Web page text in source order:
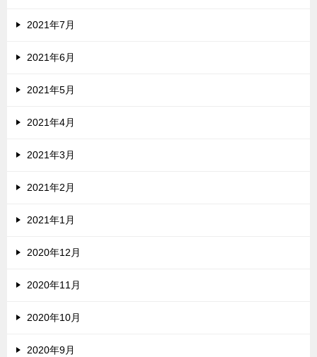
2021年7月
2021年6月
2021年5月
2021年4月
2021年3月
2021年2月
2021年1月
2020年12月
2020年11月
2020年10月
2020年9月